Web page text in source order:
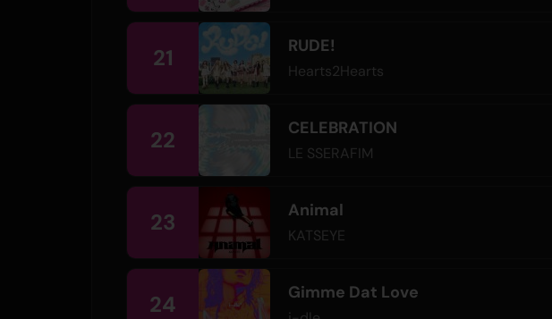
21 RUDE!
Hearts2Hearts
22 CELEBRATION
LE SSERAFIM
23 Animal
KATSEYE
24 Gimme Dat Love